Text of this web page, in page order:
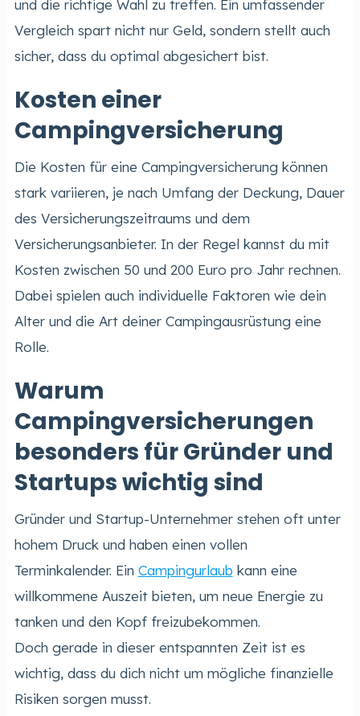
und die richtige Wahl zu treffen. Ein umfassender
Vergleich spart nicht nur Geld, sondern stellt auch
sicher, dass du optimal abgesichert bist.
Kosten einer
Campingversicherung
Die Kosten für eine Campingversicherung können
stark variieren, je nach Umfang der Deckung, Dauer
des Versicherungszeitraums und dem
Versicherungsanbieter. In der Regel kannst du mit
Kosten zwischen 50 und 200 Euro pro Jahr rechnen.
Dabei spielen auch individuelle Faktoren wie dein
Alter und die Art deiner Campingausrüstung eine
Rolle.
Warum
Campingversicherungen
besonders für Gründer und
Startups wichtig sind
Gründer und Startup-Unternehmer stehen oft unter
hohem Druck und haben einen vollen
Terminkalender. Ein Campingurlaub kann eine
willkommene Auszeit bieten, um neue Energie zu
tanken und den Kopf freizubekommen.
Doch gerade in dieser entspannten Zeit ist es
wichtig, dass du dich nicht um mögliche finanzielle
Risiken sorgen musst.